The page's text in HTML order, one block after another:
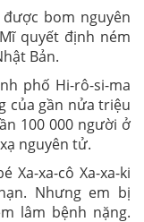
bom nguyên
quyết định ném
Bản.
phố Hi-rô-si-ma
của gần nửa triệu
100 000 người ở
nguyên tử.
Xa-xa-cô Xa-xa-ki
Nhưng em bị
lâm bệnh nặng.